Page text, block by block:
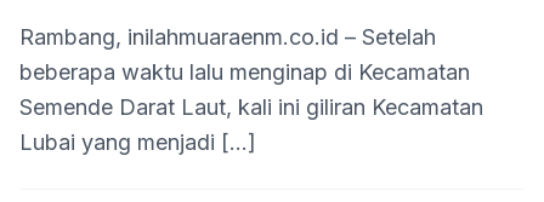
Rambang, inilahmuaraenm.co.id – Setelah
beberapa waktu lalu menginap di Kecamatan
Semende Darat Laut, kali ini giliran Kecamatan
Lubai yang menjadi […]